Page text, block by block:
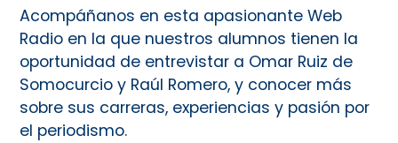
Acompáñanos en esta apasionante Web
Radio en la que nuestros alumnos tienen la
oportunidad de entrevistar a Omar Ruiz de
Somocurcio y Raúl Romero, y conocer más
sobre sus carreras, experiencias y pasión por
el periodismo.